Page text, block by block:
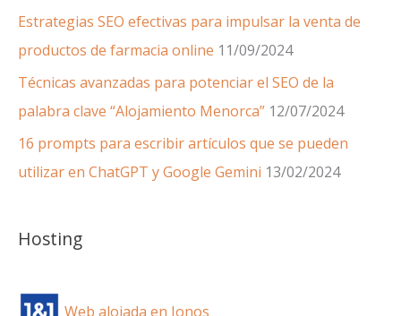
Estrategias SEO efectivas para impulsar la venta de
productos de farmacia online 11/09/2024
Técnicas avanzadas para potenciar el SEO de la
palabra clave “Alojamiento Menorca” 12/07/2024
16 prompts para escribir artículos que se pueden
utilizar en ChatGPT y Google Gemini 13/02/2024
Hosting
Web alojada en Ionos